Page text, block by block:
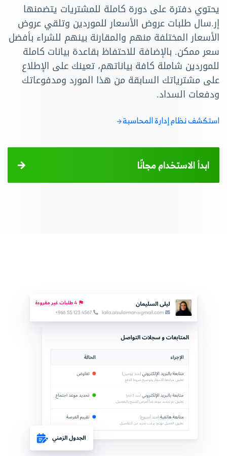
يحتوي دفترة على دورة كاملة للمشتريات يتضمنها
إر.سال طلبات عروض الأسعار للموردين وتلقي عروض
الأسعار المختلفة منهم والمقارنة بينهم للشراء بأفضل
سعر ممكن. بالإضافة للاحتفاظ بقاعدة بيانات كاملة
للموردين شاملة كافة بياناتهم، تعينك على الإطلاع
على مشترياتك السابقة من هذا المورد ومدفوعاتك
ودفعات السداد.
استكشف نظام إدارة المحاسبة
ابدأ الاستخدام مجانًا